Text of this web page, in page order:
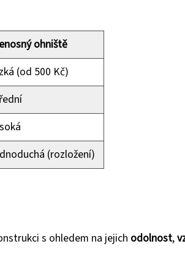
ohniště
(od 500 Kč)
(rozložení)
s ohledem na jejich odolnost,